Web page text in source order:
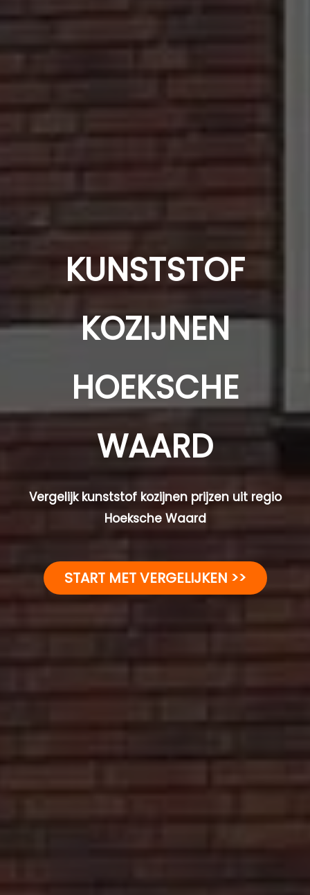
KUNSTSTOF
KOZIJNEN
HOEKSCHE
WAARD
Vergelijk kunststof kozijnen prijzen uit regio
Hoeksche Waard
START MET VERGELIJKEN >>